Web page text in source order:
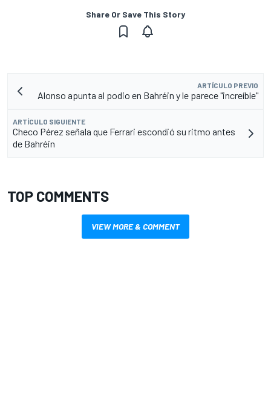
Share Or Save This Story
ARTÍCULO PREVIO
Alonso apunta al podio en Bahréin y le parece "increíble"
ARTÍCULO SIGUIENTE
Checo Pérez señala que Ferrari escondió su ritmo antes
de Bahréin
TOP COMMENTS
VIEW MORE & COMMENT